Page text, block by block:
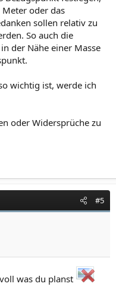
oder das
sollen relativ zu
So auch die
der Nähe einer Masse
wichtig ist, werde ich
oder Widersprüche zu
#5
was du planst